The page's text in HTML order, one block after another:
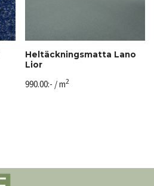
Heltäckningsmatta Lano
Lior
990.00:- / m2